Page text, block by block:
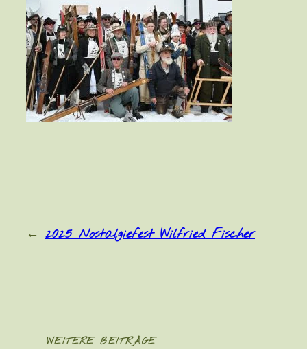
← 2025 Nostalgiefest Wilfried Fischer
WEITERE BEITRÄGE